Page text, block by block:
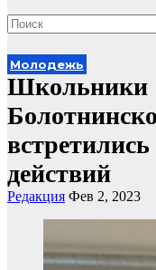
Молодежь
Школьники
действий
Редакция Фев 2, 2023